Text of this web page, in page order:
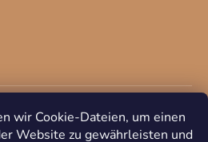
wir Cookie-Dateien, um einen
Website zu gewährleisten und